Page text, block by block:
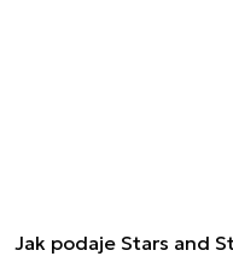
Jak podaje Stars and